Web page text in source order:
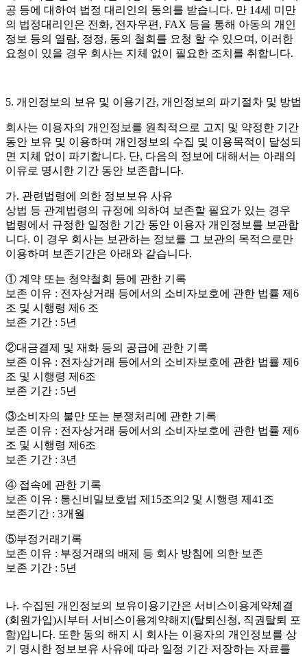
공 등에 대하여 법정 대리인의 동의를 받습니다. 만 14세 미만
의 법정대리인은 전화, 전자우편, FAX 등을 통해 아동의 개인
정보 등의 열람, 정정, 동의 철회를 요청 할 수 있으며, 이러한
요청이 있을 경우 회사는 지체 없이 필요한 조치를 취합니다.
5. 개인정보의 보유 및 이용기간, 개인정보의 파기절차 및 방법
회사는 이용자의 개인정보를 원칙적으로 고지 및 약정한 기간
동안 보유 및 이용하며 개인정보의 수집 및 이용목적이 달성되
면 지체 없이 파기합니다. 단, 다음의 정보에 대해서는 아래의
이유로 명시한 기간 동안 보존합니다.
가. 관련법령에 의한 정보보유 사유
상법 등 관계법령의 규정에 의하여 보존할 필요가 있는 경우
법령에서 규정한 일정한 기간 동안 이용자 개인정보를 보관합
니다. 이 경우 회사는 보관하는 정보를 그 보관의 목적으로만
이용하며 보존기간은 아래와 같습니다.
① 계약 또는 청약철회 등에 관한 기록
보존 이유 : 전자상거래 등에서의 소비자보호에 관한 법률 제6
조 및 시행령 제6 조
보존 기간 : 5년
②대금결제 및 재화 등의 공급에 관한 기록
보존 이유 : 전자상거래 등에서의 소비자보호에 관한 법률 제6
조 및 시행령 제6조
보존 기간 : 5년
③소비자의 불만 또는 분쟁처리에 관한 기록
보존 이유 : 전자상거래 등에서의 소비자보호에 관한 법률 제6
조 및 시행령 제6조
보존 기간 : 3년
④ 접속에 관한 기록
보존 이유 : 통신비밀보호법 제15조의2 및 시행령 제41조
보존기간 : 3개월
⑤부정거래기록
보존 이유 : 부정거래의 배제 등 회사 방침에 의한 보존
보존 기간 : 5년
나. 수집된 개인정보의 보유이용기간은 서비스이용계약체결
(회원가입)시부터 서비스이용계약해지(탈퇴신청, 직권탈퇴 포
함)입니다. 또한 동의 해지 시 회사는 이용자의 개인정보를 상
기 명시한 정보보유 사유에 따라 일정 기간 저장하는 자료를